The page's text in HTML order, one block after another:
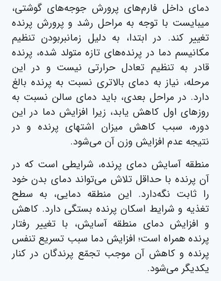
دمای داخل فارم‌های پرورش جوجه‌های گوشتی،
میبایست با توجه به مراحل رشد و پرورش پرنده
تغییر کند. در ابتدا، به دلیل زمانبربودن تنظیم
مکانیسم دما در پرنده‌های تازه متولد شده، پرنده
قادر به تنظیم تعادل حرارتی نیست و در این
مرحله، نیاز به دمای بالاتری نسبت به پرنده بالغ
دارد. در مراحل بعدی، باید دمای سالن نسبت به
روزهای اول کاهش یابد، زیرا افزایش دما در این
دوره، سبب کاهش میزان اشتهای پرنده و در
نتیجه عدم افزایش وزن آن می‌شود.
منطقه آسایش دمای پرنده، شرایطی است که در
آن پرنده با حداقل تلاش می‌تواند دمای بدن خود
را ثابت نگه‌دارد. این منطقه دمایی، به سطح
تغذیه و شرایط اسکان پرنده بستگی دارد. کاهش
و افزایش دمای منطقه آسایش، با تغییر رفتار
پرنده همراه است؛ افزایش دما سبب تسریع تنفس
پرنده و کاهش آن موجب تجمّع پرندگان در کنار
یکدیگر می‌شود.